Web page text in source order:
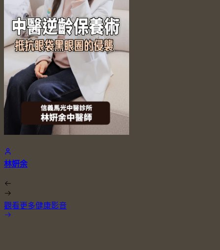
林姸余
觀看更多健康影音